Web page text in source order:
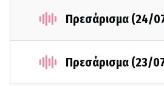
Πρεσάρισμα (24/
Πρεσάρισμα (23/